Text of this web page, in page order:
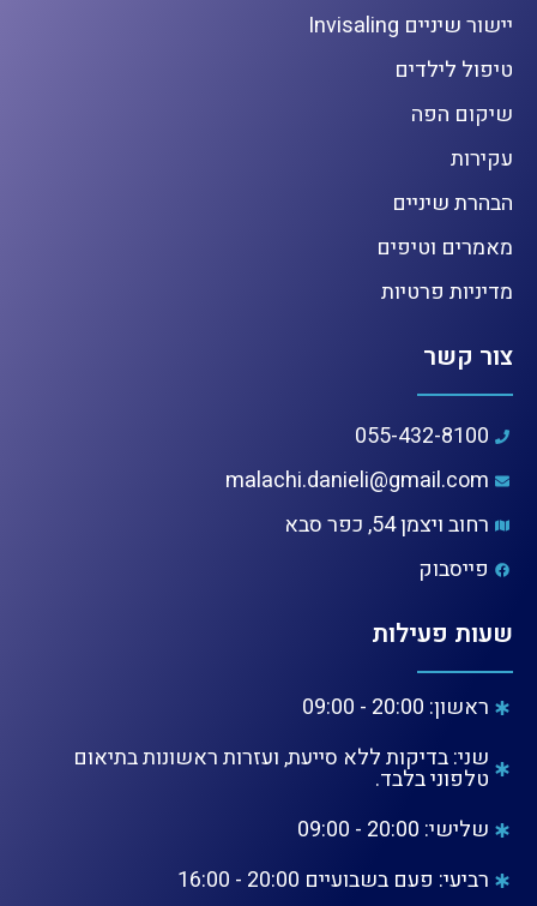
יישור שיניים Invisaling
טיפול לילדים
שיקום הפה
עקירות
הבהרת שיניים
מאמרים וטיפים
מדיניות פרטיות
צור קשר
055-432-8100
malachi.danieli@gmail.com
רחוב ויצמן 54, כפר סבא
פייסבוק
שעות פעילות
ראשון: 20:00 - 09:00
שני: בדיקות ללא סייעת, ועזרות ראשונות בתיאום
טלפוני בלבד.
שלישי: 20:00 - 09:00
רביעי: פעם בשבועיים 20:00 - 16:00